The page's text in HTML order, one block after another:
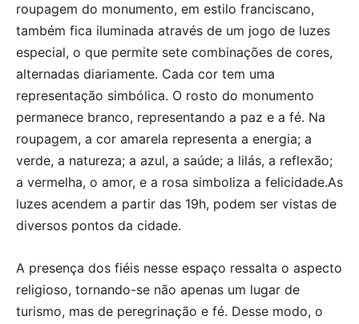
roupagem do monumento, em estilo franciscano,
também fica iluminada através de um jogo de luzes
especial, o que permite sete combinações de cores,
alternadas diariamente. Cada cor tem uma
representação simbólica. O rosto do monumento
permanece branco, representando a paz e a fé. Na
roupagem, a cor amarela representa a energia; a
verde, a natureza; a azul, a saúde; a lilás, a reflexão;
a vermelha, o amor, e a rosa simboliza a felicidade.As
luzes acendem a partir das 19h, podem ser vistas de
diversos pontos da cidade.
A presença dos fiéis nesse espaço ressalta o aspecto
religioso, tornando-se não apenas um lugar de
turismo, mas de peregrinação e fé. Desse modo, o